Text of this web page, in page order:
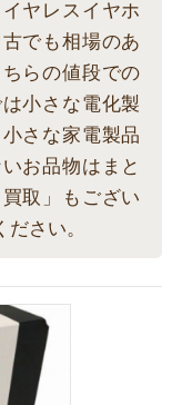
ヤレスイヤホ
でも相場のあ
らの値段での
小さな電化製
さな家電製品
お品物はまと
取」もござい
さい。